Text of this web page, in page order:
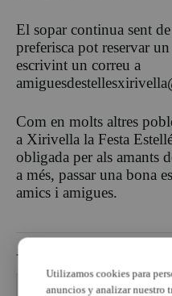
El sopar continua sent
preferisca pot reservar
escrivint un correu a
Com en molts altres
a Xirivella la Festa
obligada per als amants
a més, passar una bona
amics i amigues.
TEMAS
casino Estellés festa
Utilizamos cookies para
anuncios y analizar nuestro